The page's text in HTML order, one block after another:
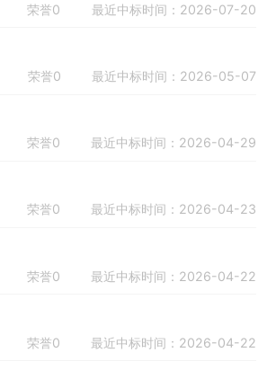
荣誉0 最近中标时间：2026-07-20
荣誉0 最近中标时间：2026-05-07
荣誉0 最近中标时间：2026-04-29
荣誉0 最近中标时间：2026-04-23
荣誉0 最近中标时间：2026-04-22
荣誉0 最近中标时间：2026-04-22